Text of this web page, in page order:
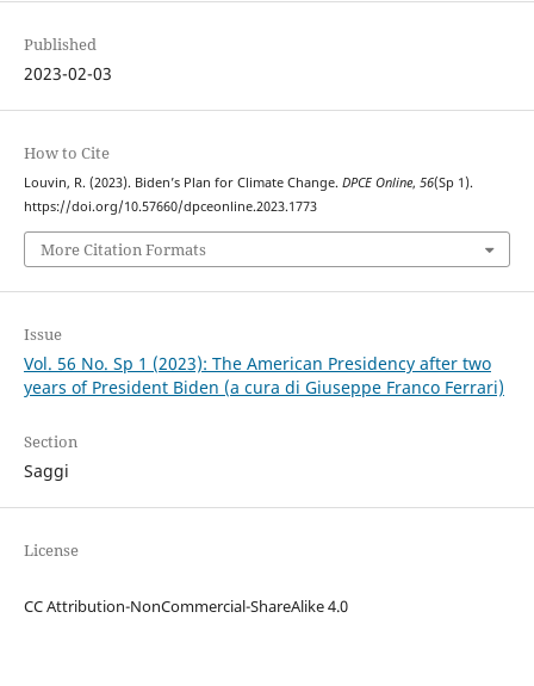
Published
2023-02-03
How to Cite
Louvin, R. (2023). Biden’s Plan for Climate Change. DPCE Online, 56(Sp 1).
https://doi.org/10.57660/dpceonline.2023.1773
More Citation Formats
Issue
Vol. 56 No. Sp 1 (2023): The American Presidency after two
years of President Biden (a cura di Giuseppe Franco Ferrari)
Section
Saggi
License
CC Attribution-NonCommercial-ShareAlike 4.0